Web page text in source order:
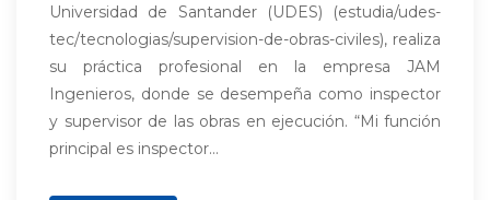
Universidad de Santander (UDES) (estudia/udes-
tec/tecnologias/supervision-de-obras-civiles), realiza
su práctica profesional en la empresa JAM
Ingenieros, donde se desempeña como inspector
y supervisor de las obras en ejecución. “Mi función
principal es inspector...